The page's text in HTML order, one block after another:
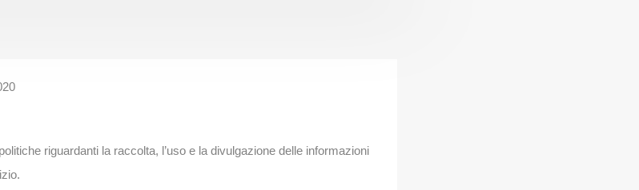
riguardanti la raccolta, l’uso e la divulgazione delle informazioni